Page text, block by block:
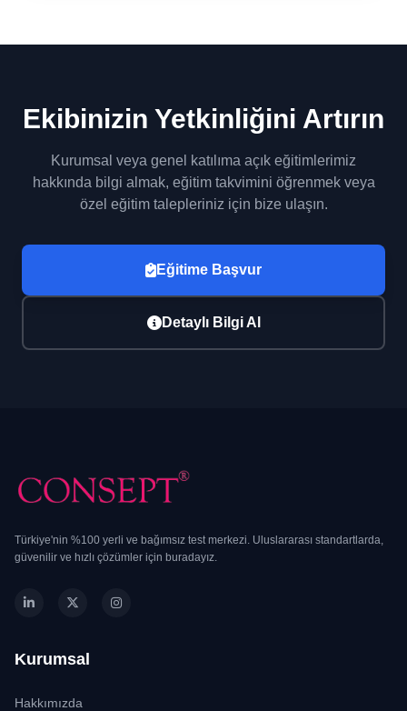
Ekibinizin Yetkinliğini Artırın
Kurumsal veya genel katılıma açık eğitimlerimiz
hakkında bilgi almak, eğitim takvimini öğrenmek veya
özel eğitim talepleriniz için bize ulaşın.
Eğitime Başvur
Detaylı Bilgi Al
Türkiye'nin %100 yerli ve bağımsız test merkezi. Uluslararası standartlarda,
güvenilir ve hızlı çözümler için buradayız.
Kurumsal
Hakkımızda